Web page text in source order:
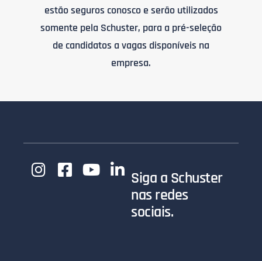
estão seguros conosco e serão utilizados
somente pela Schuster, para a pré-seleção
de candidatos a vagas disponíveis na
empresa.
Siga a Schuster
nas redes
sociais.